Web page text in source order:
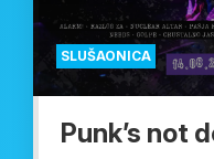
SLUŠAONICA
Punk’s not